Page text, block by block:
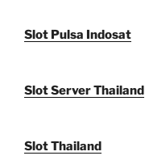
Slot Pulsa Indosat
Slot Server Thailand
Slot Thailand